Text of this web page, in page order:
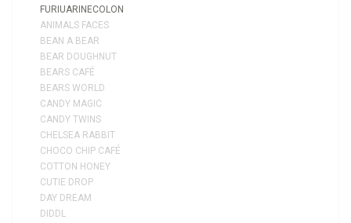
FURIUARINECOLON
ANIMALS FACES
BEAN A BEAR
BEAR DOUGHNUT
BEARS CAFÉ
BEARS WORLD
CANDY MAGIC
CANDY TWINS
CHELSEA RABBIT
CHOCO CHIP CAFÉ
COTTON HONEY
CUTIE DROP
DAY DREAM
DIDDL